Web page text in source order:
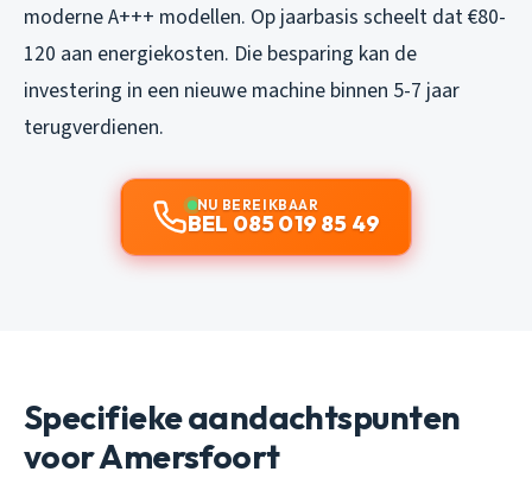
moderne A+++ modellen. Op jaarbasis scheelt dat €80-
120 aan energiekosten. Die besparing kan de
investering in een nieuwe machine binnen 5-7 jaar
terugverdienen.
NU BEREIKBAAR
BEL 085 019 85 49
Specifieke aandachtspunten
voor Amersfoort